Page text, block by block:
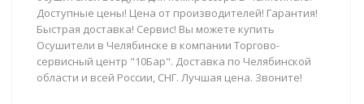
Доступные цены! Цена от производителей! Гарантия!
Быстрая доставка! Сервис! Вы можете купить
Осушители в Челябинске в компании Торгово-
сервисный центр "10Бар". Доставка по Челябинской
области и всей России, СНГ. Лучшая цена. Звоните!